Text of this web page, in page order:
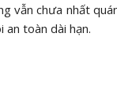
vẫn chưa nhất
toàn dài hạn.